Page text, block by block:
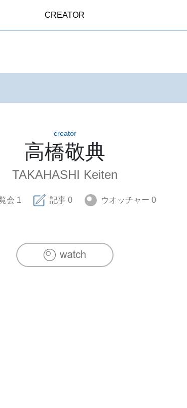
CREATOR
creator
高橋敬典
TAKAHASHI Keiten
会 1 記事 0 ウオッチャー 0